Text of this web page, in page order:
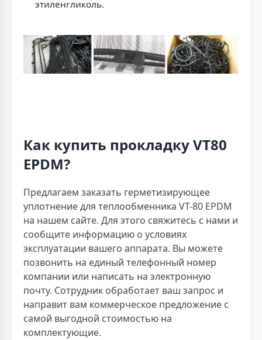
этиленгликоль.
Как купить прокладку VT80
EPDM?
Предлагаем заказать герметизирующее
уплотнение для теплообменника VT-80 EPDM
на нашем сайте. Для этого свяжитесь с нами и
сообщите информацию о условиях
эксплуатации вашего аппарата. Вы можете
позвонить на единый телефонный номер
компании или написать на электронную
почту. Сотрудник обработает ваш запрос и
направит вам коммерческое предложение с
самой выгодной стоимостью на
комплектующие.